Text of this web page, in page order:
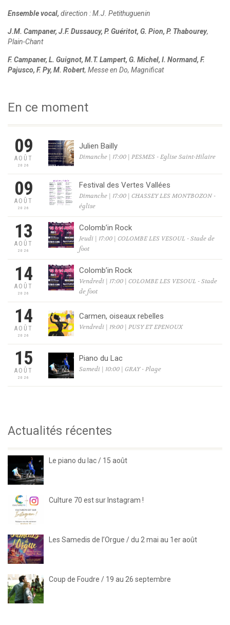
Ensemble vocal, direction : M.J. Petithuguenin
J.M. Campaner, J.F. Dussaucy, P. Guéritot, G. Pion, P. Thabourey,
Plain-Chant
F. Campaner, L. Guignot, M.T. Lampert, G. Michel, I. Normand, F.
Pajusco, F. Py, M. Robert, Messe en Do, Magnificat
En ce moment
09
AOÛT
2026
Julien Bailly
Dimanche | 17:00 | PESMES - Eglise Saint-Hilaire
09
AOÛT
2026
Festival des Vertes Vallées
Dimanche | 17:00 | CHASSEY LES MONTBOZON -
église
13
AOÛT
2026
Colomb’in Rock
Jeudi | 17:00 | COLOMBE LES VESOUL - Stade de
foot
14
AOÛT
2026
Colomb’in Rock
Vendredi | 17:00 | COLOMBE LES VESOUL - Stade
de foot
14
AOÛT
2026
Carmen, oiseaux rebelles
Vendredi | 19:00 | PUSY ET EPENOUX
15
AOÛT
2026
Piano du Lac
Samedi | 10:00 | GRAY - Plage
Actualités récentes
Le piano du lac / 15 août
Culture 70 est sur Instagram !
Les Samedis de l’Orgue / du 2 mai au 1er août
Coup de Foudre / 19 au 26 septembre